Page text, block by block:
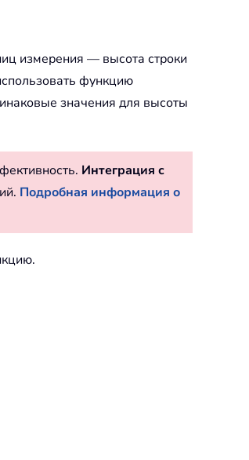
измерения — высота строки
функцию
значения для высоты
Интеграция с
Подробная информация о